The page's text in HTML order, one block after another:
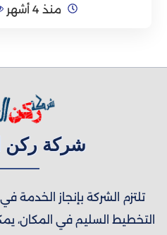
منذ 4 أشهر
شركة ركن
تلتزم الشركة بإنجاز
التخطيط السليم في المكان،